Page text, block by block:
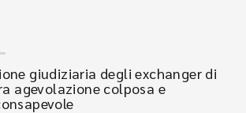
giudiziaria degli exchanger di
agevolazione colposa e